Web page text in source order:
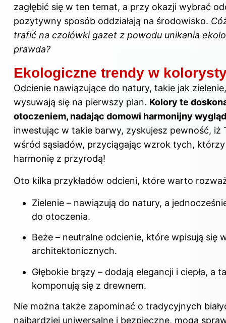
zagłębić się w ten temat, a przy okazji wybrać
pozytywny sposób oddziałają na środowisko.
trafić na czołówki gazet z powodu unikania
prawda?
Ekologiczne trendy w
Odcienie nawiązujące do natury, takie jak
wysuwają się na pierwszy plan. Kolory te
otoczeniem, nadając domowi harmonijny
inwestując w takie barwy, zyskujesz pewność, iż
wśród sąsiadów, przyciągając wzrok tych,
harmonię z przyrodą!
Oto kilka przykładów odcieni, które warto
Zielenie – nawiązują do natury, a
do otoczenia.
Beże – neutralne odcienie, które wpisują się
architektonicznych.
Głębokie brązy – dodają elegancji i ciepła, a
komponują się z drewnem.
Nie można także zapominać o tradycyjnych
najbardziej uniwersalne i bezpieczne, mogą